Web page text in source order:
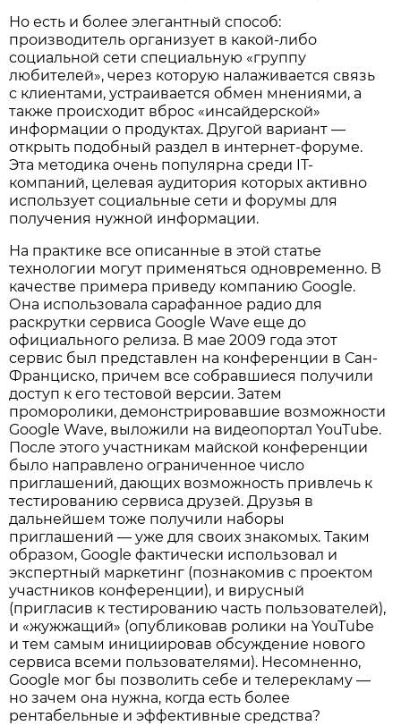
Но есть и более элегантный способ:
производитель организует в какой-либо
социальной сети специальную «группу
любителей», через которую налаживается связь
с клиентами, устраивается обмен мнениями, а
также происходит вброс «инсайдерской»
информации о продуктах. Другой вариант —
открыть подобный раздел в интернет-форуме.
Эта методика очень популярна среди IT-
компаний, целевая аудитория которых активно
использует социальные сети и форумы для
получения нужной информации.
На практике все описанные в этой статье
технологии могут применяться одновременно. В
качестве примера приведу компанию Google.
Она использовала сарафанное радио для
раскрутки сервиса Google Wave еще до
официального релиза. В мае 2009 года этот
сервис был представлен на конференции в Сан-
Франциско, причем все собравшиеся получили
доступ к его тестовой версии. Затем
проморолики, демонстрировавшие возможности
Google Wave, выложили на видеопортал YouTube.
После этого участникам майской конференции
было направлено ограниченное число
приглашений, дающих возможность привлечь к
тестированию сервиса друзей. Друзья в
дальнейшем тоже получили наборы
приглашений — уже для своих знакомых. Таким
образом, Google фактически использовал и
экспертный маркетинг (познакомив с проектом
участников конференции), и вирусный
(пригласив к тестированию часть пользователей),
и «жужжащий» (опубликовав ролики на YouTube
и тем самым инициировав обсуждение нового
сервиса всеми пользователями). Несомненно,
Google мог бы позволить себе и телерекламу —
но зачем она нужна, когда есть более
рентабельные и эффективные средства?